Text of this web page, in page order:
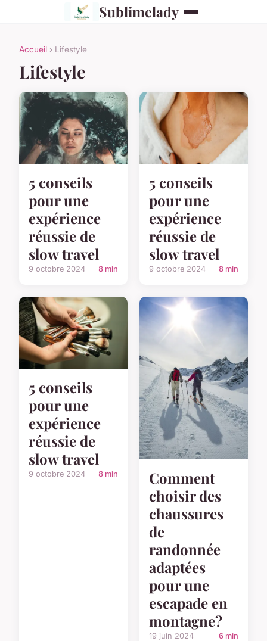
Sublimelady
Accueil › Lifestyle
Lifestyle
5 conseils
pour une
expérience
réussie de
slow travel
9 octobre 2024 8 min
5 conseils
pour une
expérience
réussie de
slow travel
9 octobre 2024 8 min
5 conseils
pour une
expérience
réussie de
slow travel
9 octobre 2024 8 min
Comment
choisir des
chaussures
de
randonnée
adaptées
pour une
escapade en
montagne?
19 juin 2024 6 min